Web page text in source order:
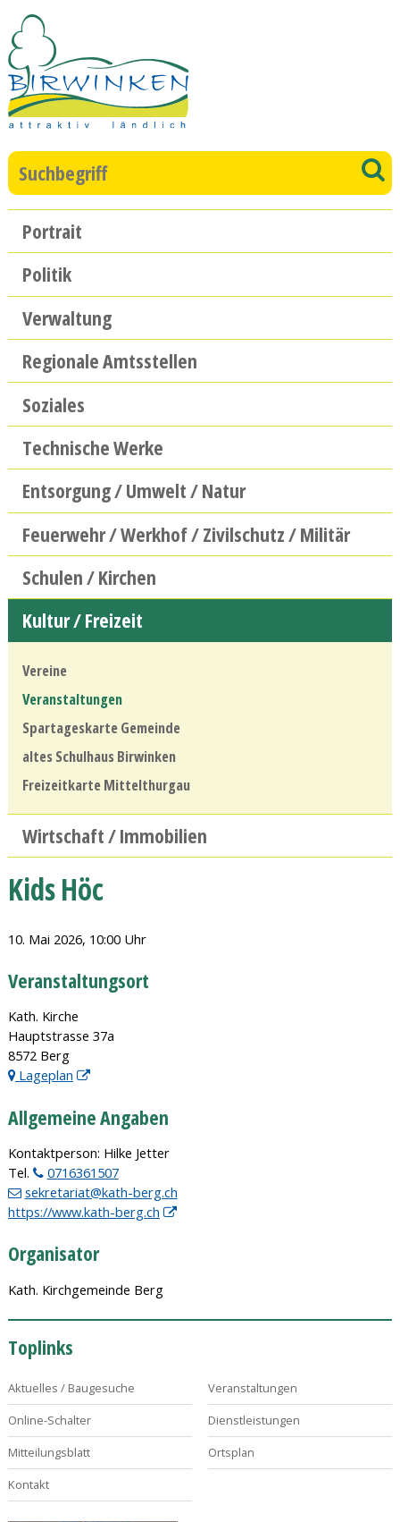
Suchbegriff
Hauptnavigation
Portrait
Politik
Verwaltung
Regionale Amtsstellen
Soziales
Technische Werke
Entsorgung / Umwelt / Natur
Feuerwehr / Werkhof / Zivilschutz / Militär
Schulen / Kirchen
Kultur / Freizeit
Vereine
Veranstaltungen
Spartageskarte Gemeinde
altes Schulhaus Birwinken
Freizeitkarte Mittelthurgau
Wirtschaft / Immobilien
Kids Höc
10. Mai 2026, 10:00 Uhr
Veranstaltungsort
Kath. Kirche
Hauptstrasse 37a
8572 Berg
Lageplan
Allgemeine Angaben
Kontaktperson: Hilke Jetter
Tel.
0716361507
sekretariat@kath-berg.ch
https://www.kath-berg.ch
Organisator
Kath. Kirchgemeinde Berg
Toplinks
Aktuelles / Baugesuche
Veranstaltungen
Online-Schalter
Dienstleistungen
Mitteilungsblatt
Ortsplan
Kontakt